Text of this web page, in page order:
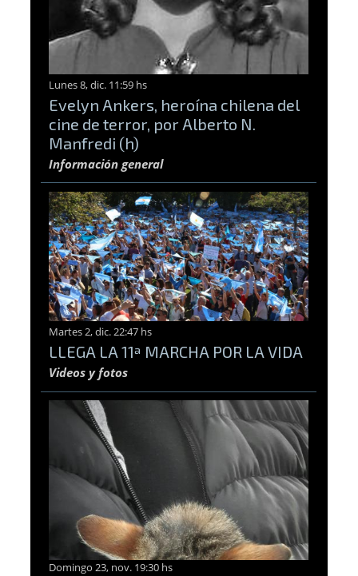
Lunes 8, dic. 11:59 hs
Evelyn Ankers, heroína chilena del
cine de terror, por Alberto N.
Manfredi (h)
Información general
Martes 2, dic. 22:47 hs
LLEGA LA 11ª MARCHA POR LA VIDA
Videos y fotos
Domingo 23, nov. 19:30 hs